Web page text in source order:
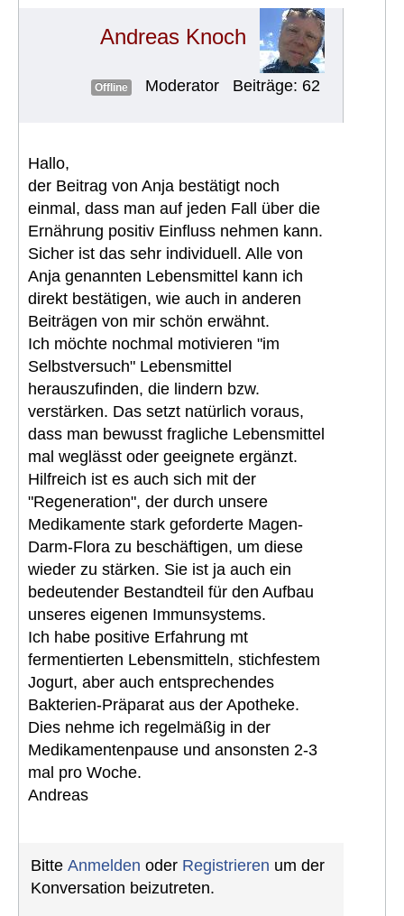
Andreas Knoch
Offline Moderator Beiträge: 62
Hallo,
der Beitrag von Anja bestätigt noch
einmal, dass man auf jeden Fall über die
Ernährung positiv Einfluss nehmen kann.
Sicher ist das sehr individuell. Alle von
Anja genannten Lebensmittel kann ich
direkt bestätigen, wie auch in anderen
Beiträgen von mir schön erwähnt.
Ich möchte nochmal motivieren "im
Selbstversuch" Lebensmittel
herauszufinden, die lindern bzw.
verstärken. Das setzt natürlich voraus,
dass man bewusst fragliche Lebensmittel
mal weglässt oder geeignete ergänzt.
Hilfreich ist es auch sich mit der
"Regeneration", der durch unsere
Medikamente stark geforderte Magen-
Darm-Flora zu beschäftigen, um diese
wieder zu stärken. Sie ist ja auch ein
bedeutender Bestandteil für den Aufbau
unseres eigenen Immunsystems.
Ich habe positive Erfahrung mt
fermentierten Lebensmitteln, stichfestem
Jogurt, aber auch entsprechendes
Bakterien-Präparat aus der Apotheke.
Dies nehme ich regelmäßig in der
Medikamentenpause und ansonsten 2-3
mal pro Woche.
Andreas
Bitte Anmelden oder Registrieren um der
Konversation beizutreten.